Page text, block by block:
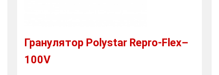
Гранулятор Polystar Repro-Flex–
100V